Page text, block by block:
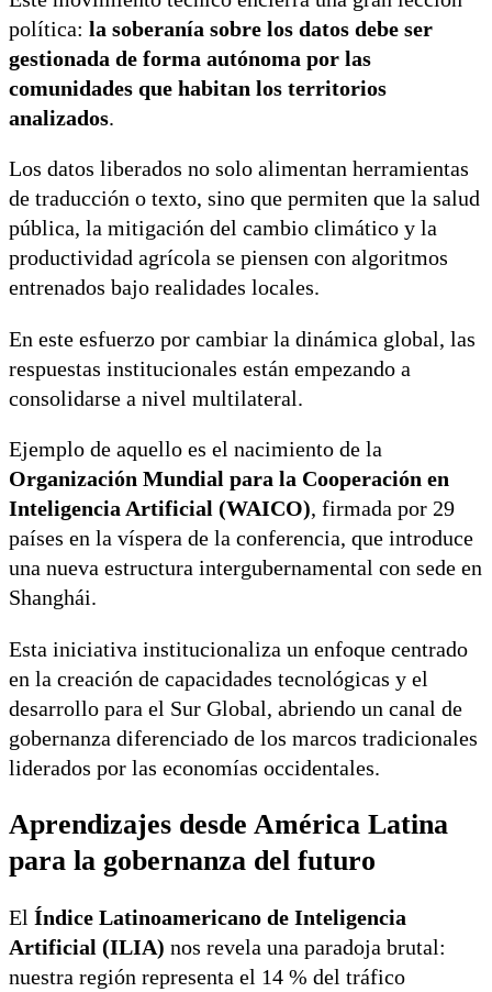
política: la soberanía sobre los datos debe ser
gestionada de forma autónoma por las
comunidades que habitan los territorios
analizados.
Los datos liberados no solo alimentan herramientas
de traducción o texto, sino que permiten que la salud
pública, la mitigación del cambio climático y la
productividad agrícola se piensen con algoritmos
entrenados bajo realidades locales.
En este esfuerzo por cambiar la dinámica global, las
respuestas institucionales están empezando a
consolidarse a nivel multilateral.
Ejemplo de aquello es el nacimiento de la
Organización Mundial para la Cooperación en
Inteligencia Artificial (WAICO), firmada por 29
países en la víspera de la conferencia, que introduce
una nueva estructura intergubernamental con sede en
Shanghái.
Esta iniciativa institucionaliza un enfoque centrado
en la creación de capacidades tecnológicas y el
desarrollo para el Sur Global, abriendo un canal de
gobernanza diferenciado de los marcos tradicionales
liderados por las economías occidentales.
Aprendizajes desde América Latina
para la gobernanza del futuro
El Índice Latinoamericano de Inteligencia
Artificial (ILIA) nos revela una paradoja brutal:
nuestra región representa el 14 % del tráfico